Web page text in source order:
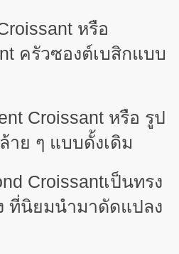
หรือ
ครัวซองต์เบสิกแบบ
หรือ รูป
าย ๆ แบบดั้งเดิม
เป็นทรง
ที่นิยมนำมาดัดแปลง